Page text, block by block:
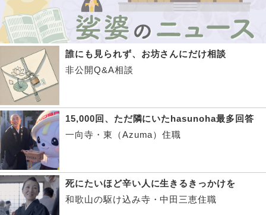
誰にも見られず、お坊さんにだけ相談
非公開Q&A相談
15,000回、ただ隣にいたhasunoha最多回答
一向寺・東（Azuma）住職
死にたいほど辛い人に生きるきっかけを
和歌山の駆け込み寺・中田三恵住職